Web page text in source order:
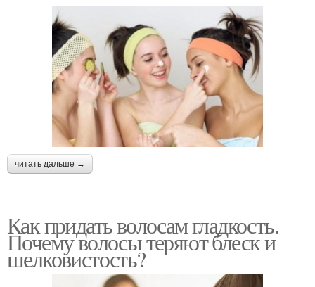
читать дальше →
Как придать волосам гладкость.
Почему волосы теряют блеск и
шелковистость?